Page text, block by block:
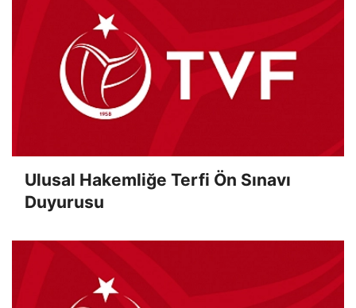
Ulusal Hakemliğe Terfi Ön Sınavı
Duyurusu